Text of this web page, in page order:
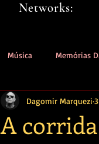
Networks:
Música Memórias
A
Dagomir Marquezi